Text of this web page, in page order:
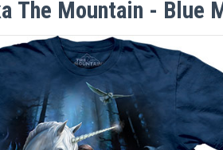
The Mountain - Blue